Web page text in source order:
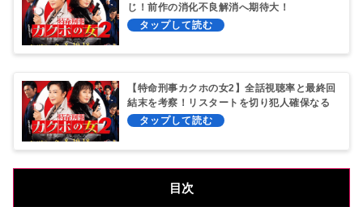
じ！前作の消化不良解消へ期待大！
【特命刑事カクホの女2】全話視聴率と最終回
結末を考察！リスタートを切り犯人確保なる
か?
目次